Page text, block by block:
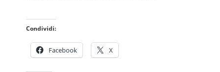
Condividi:
Facebook X